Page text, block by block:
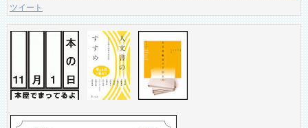
ツイート